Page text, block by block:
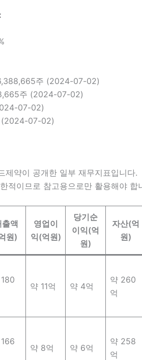
주 (2024-07-02)
주 (2024-07-02)
07-02)
07-02)
제약이 공개한 일부 재무지표입니다.
적이므로 참고용으로만 활용해야 합
출액
원)
영업이
익(억원)
당기순
이익(억
원)
자산(억
원)
약 11억 약 4억
약 260
억
약 8억 약 6억
약 258
억